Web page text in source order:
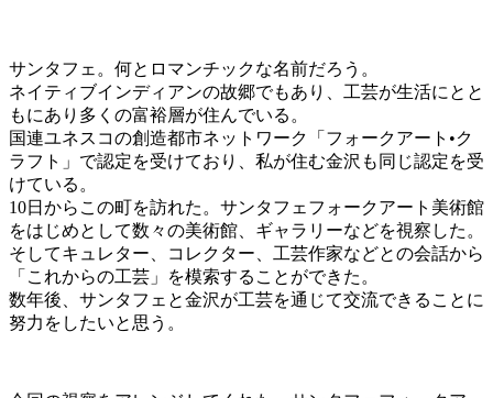
サンタフェ。何とロマンチックな名前だろう。
ネイティブインディアンの故郷でもあり、工芸が生活にとと
もにあり多くの富裕層が住んでいる。
国連ユネスコの創造都市ネットワーク「フォークアート•ク
ラフト」で認定を受けており、私が住む金沢も同じ認定を受
けている。
10日からこの町を訪れた。サンタフェフォークアート美術館
をはじめとして数々の美術館、ギャラリーなどを視察した。
そしてキュレター、コレクター、工芸作家などとの会話から
「これからの工芸」を模索することができた。
数年後、サンタフェと金沢が工芸を通じて交流できることに
努力をしたいと思う。